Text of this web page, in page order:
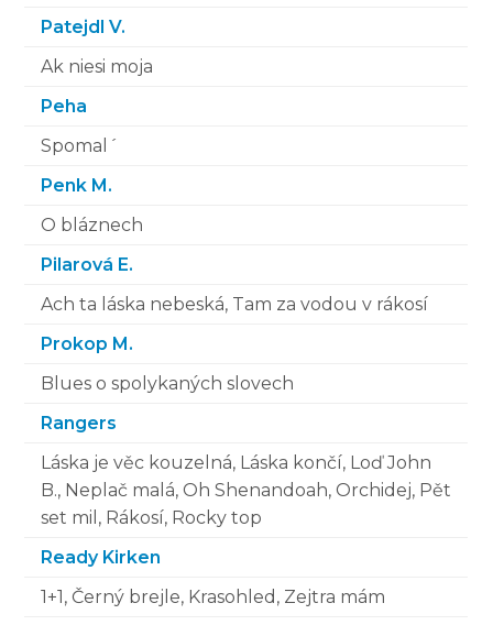
Patejdl V.
Ak niesi moja
Peha
Spomal´
Penk M.
O bláznech
Pilarová E.
Ach ta láska nebeská, Tam za vodou v rákosí
Prokop M.
Blues o spolykaných slovech
Rangers
Láska je věc kouzelná, Láska končí, Loď John
B., Neplač malá, Oh Shenandoah, Orchidej, Pět
set mil, Rákosí, Rocky top
Ready Kirken
1+1, Černý brejle, Krasohled, Zejtra mám